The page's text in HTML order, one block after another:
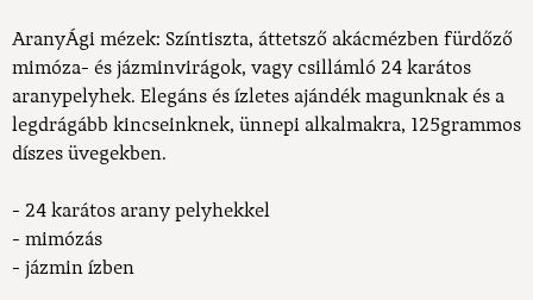
AranyÁgi mézek: Színtiszta, áttetsző akácmézben fürdőző
mimóza- és jázminvirágok, vagy csillámló 24 karátos
aranypelyhek. Elegáns és ízletes ajándék magunknak és a
legdrágább kincseinknek, ünnepi alkalmakra, 125grammos
díszes üvegekben.
- 24 karátos arany pelyhekkel
- mimózás
- jázmin ízben